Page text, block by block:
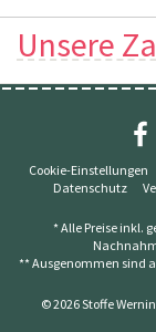
Unsere
Cookie-Einstellungen
Datenschutz
* Alle Preise inkl.
** Ausgenommen sind
© 2026 Stoffe